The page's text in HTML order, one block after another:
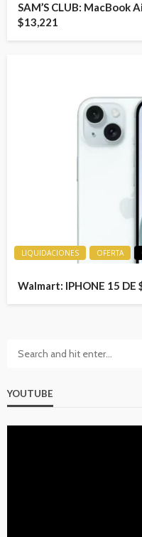
SAM’S CLUB: MacBook
$13,221
LIQUIDACIONES OFERTA
Walmart: IPHONE 15 DE
YOUTUBE